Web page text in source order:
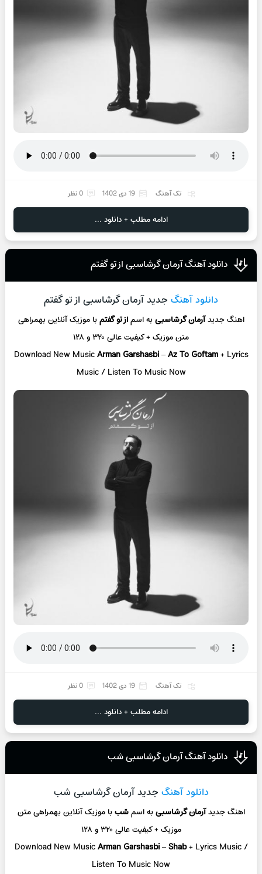
تک آهنگ 19 دی 1402 0 نظر
ادامه مطلب + دانلود ...
دانلود آهنگ آرمان گرشاسبی از تو گفتم
دانلود آهنگ جدید آرمان گرشاسبی از تو گفتم
اهنگ جدیدآرمان گرشاسبیبه اسماز تو گفتمبا موزیک آنلاینبهمراهی
متن موزیک + کیفیت عالی ۳۲۰ و ۱۲۸
Download New MusicArman Garshasbi–Az To Goftam+ Lyrics
Music / Listen To Music Now
تک آهنگ 19 دی 1402 0 نظر
ادامه مطلب + دانلود ...
دانلود آهنگ آرمان گرشاسبی شب
دانلود آهنگ جدید آرمان گرشاسبی شب
اهنگ جدیدآرمان گرشاسبیبه اسمشببا موزیک آنلاینبهمراهی متن
موزیک + کیفیت عالی ۳۲۰ و ۱۲۸
Download New MusicArman Garshasbi–Shab+ Lyrics Music /
Listen To Music Now